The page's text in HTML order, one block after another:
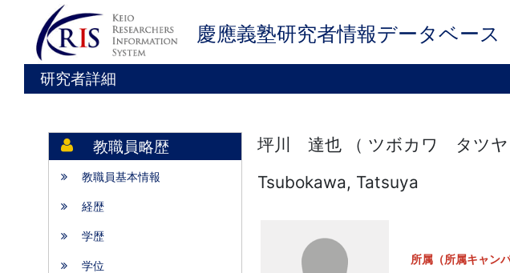
慶應義塾研究者情報データベース
研究者詳細
教職員略歴
教職員基本情報
経歴
学歴
学位
坪川 達也 （ ツボカワ タツヤ
Tsubokawa, Tatsuya
所属（所属キャンパ